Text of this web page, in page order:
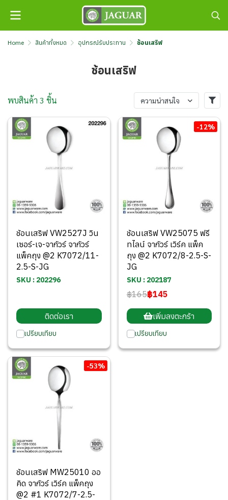
Home สินค้าทั้งหมด อุปกรณ์รับประทาน ช้อนเสริฟ
ช้อนเสริฟ
พบสินค้า 3 ชิ้น ความน่าสนใจ
ช้อนเสริฟ VW2527J วิน
เซอร์-เจ-จากัวร์ จากัวร์
แพ็คถุง @2 K7072/11-
2.5-S-JG
SKU : 202296
ติดต่อเรา
เปรียบเทียบ
-12%
ช้อนเสริฟ VW25075 ฟรี
ทไลน์ จากัวร์ เวิร์ค แพ็ค
ถุง @2 K7072/8-2.5-S-
JG
SKU : 202187
฿165฿145
เพิ่มลงตะกร้า
เปรียบเทียบ
-53%
ช้อนเสริฟ MW25010 ออ
คิด จากัวร์ เวิร์ค แพ็คถุง
@2 #1 K7072/7-2.5-